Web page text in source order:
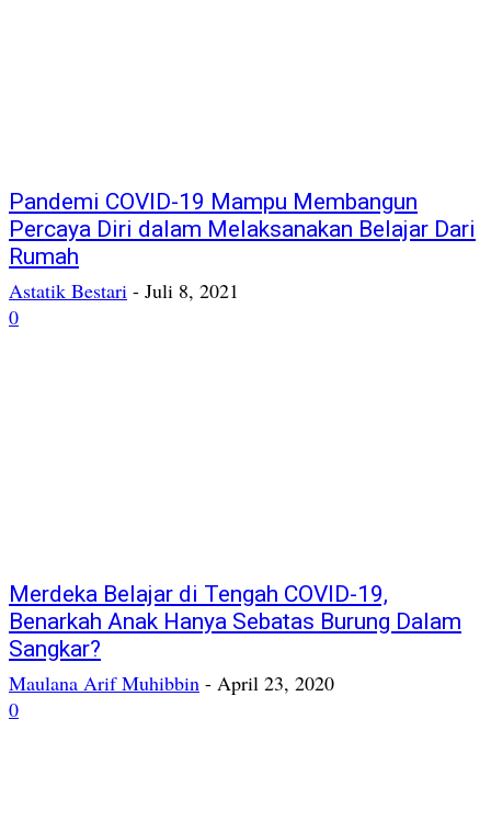
Pandemi COVID-19 Mampu Membangun
Percaya Diri dalam Melaksanakan Belajar Dari
Rumah
Astatik Bestari - Juli 8, 2021
0
Merdeka Belajar di Tengah COVID-19,
Benarkah Anak Hanya Sebatas Burung Dalam
Sangkar?
Maulana Arif Muhibbin - April 23, 2020
0